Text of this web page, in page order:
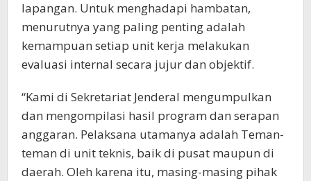
lapangan. Untuk menghadapi hambatan,
menurutnya yang paling penting adalah
kemampuan setiap unit kerja melakukan
evaluasi internal secara jujur dan objektif.
“Kami di Sekretariat Jenderal mengumpulkan
dan mengompilasi hasil program dan serapan
anggaran. Pelaksana utamanya adalah Teman-
teman di unit teknis, baik di pusat maupun di
daerah. Oleh karena itu, masing-masing pihak